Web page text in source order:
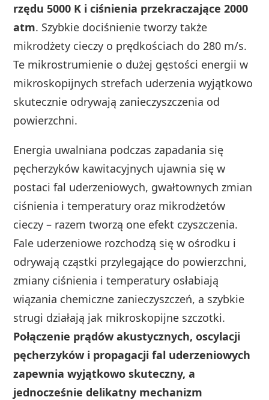
rzędu 5000 K i ciśnienia przekraczające 2000
atm. Szybkie dociśnienie tworzy także
mikrodżety cieczy o prędkościach do 280 m/s.
Te mikrostrumienie o dużej gęstości energii w
mikroskopijnych strefach uderzenia wyjątkowo
skutecznie odrywają zanieczyszczenia od
powierzchni.
Energia uwalniana podczas zapadania się
pęcherzyków kawitacyjnych ujawnia się w
postaci fal uderzeniowych, gwałtownych zmian
ciśnienia i temperatury oraz mikrodżetów
cieczy – razem tworzą one efekt czyszczenia.
Fale uderzeniowe rozchodzą się w ośrodku i
odrywają cząstki przylegające do powierzchni,
zmiany ciśnienia i temperatury osłabiają
wiązania chemiczne zanieczyszczeń, a szybkie
strugi działają jak mikroskopijne szczotki.
Połączenie prądów akustycznych, oscylacji
pęcherzyków i propagacji fal uderzeniowych
zapewnia wyjątkowo skuteczny, a
jednocześnie delikatny mechanizm